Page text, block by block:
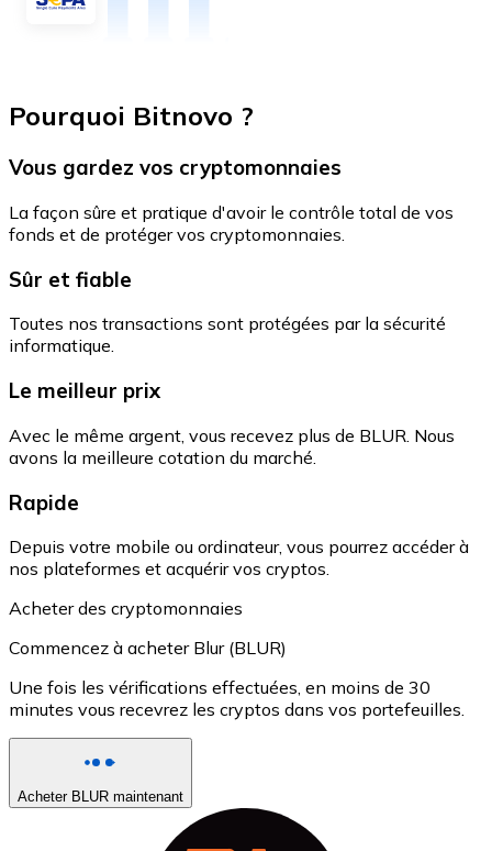
Pourquoi Bitnovo ?
Vous gardez vos cryptomonnaies
La façon sûre et pratique d'avoir le contrôle total de vos
fonds et de protéger vos cryptomonnaies.
Sûr et fiable
Toutes nos transactions sont protégées par la sécurité
informatique.
Le meilleur prix
Avec le même argent, vous recevez plus de BLUR. Nous
avons la meilleure cotation du marché.
Rapide
Depuis votre mobile ou ordinateur, vous pourrez accéder à
nos plateformes et acquérir vos cryptos.
Acheter des cryptomonnaies
Commencez à acheter Blur (BLUR)
Une fois les vérifications effectuées, en moins de 30
minutes vous recevrez les cryptos dans vos portefeuilles.
Acheter BLUR maintenant